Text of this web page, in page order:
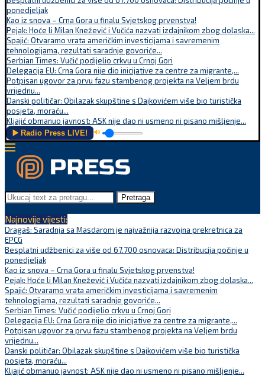
ponedjeljak
Kao iz snova – Crna Gora u finalu Svjetskog prvenstva!
Pejak: Hoće li Milan Knežević i Vučića nazvati izdajnikom zbog dolaska...
Spajić: Otvaramo vrata američkim investicijama i savremenim
tehnologijama, rezultati saradnje govoriće...
Serbian Times: Vučić podijelio crkvu u Crnoj Gori
Delegacija EU: Crna Gora nije dio inicijative za centre za migrante,...
Potpisan ugovor za prvu fazu stambenog projekta na Veljem brdu
vrijednu...
Danski političar: Obilazak skupštine s Dajkovićem više bio turistička
posjeta, moraću...
Kljajić obmanuo javnost: ASK nije dao ni usmeno ni pisano mišljenje...
▶️ Radio Press LIVE! 🔊
Pretraga
Najnovije vijesti:
Dragaš: Saradnja sa Masdarom je najvažnija razvojna prekretnica za
EPCG
Besplatni udžbenici za više od 67.700 osnovaca: Distribucija počinje u
ponedjeljak
Kao iz snova – Crna Gora u finalu Svjetskog prvenstva!
Pejak: Hoće li Milan Knežević i Vučića nazvati izdajnikom zbog dolaska...
Spajić: Otvaramo vrata američkim investicijama i savremenim
tehnologijama, rezultati saradnje govoriće...
Serbian Times: Vučić podijelio crkvu u Crnoj Gori
Delegacija EU: Crna Gora nije dio inicijative za centre za migrante,...
Potpisan ugovor za prvu fazu stambenog projekta na Veljem brdu
vrijednu...
Danski političar: Obilazak skupštine s Dajkovićem više bio turistička
posjeta, moraću...
Kljajić obmanuo javnost: ASK nije dao ni usmeno ni pisano mišljenje...